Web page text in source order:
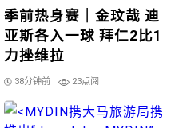
季前热身赛｜金玟哉 迪
亚斯各入一球 拜仁2比1
力挫维拉
38分钟前 23点阅